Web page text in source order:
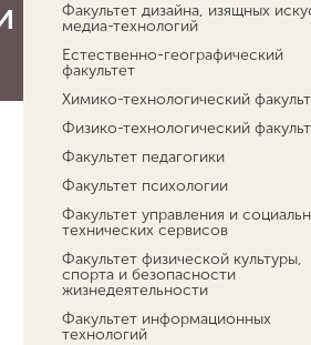
и повышения
Факультет дизайна, изящных
медиа-технологий
Естественно-географический
факультет
Химико-технологический
Физико-технологический
Факультет педагогики
Факультет психологии
Факультет управления и
технических сервисов
Факультет физической культуры,
спорта и безопасности
жизнедеятельности
Факультет информационных
технологий